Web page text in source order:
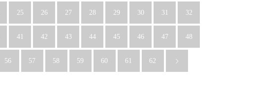
25 26 27 28 29 30 31 32
41 42 43 44 45 46 47 48
56 57 58 59 60 61 62